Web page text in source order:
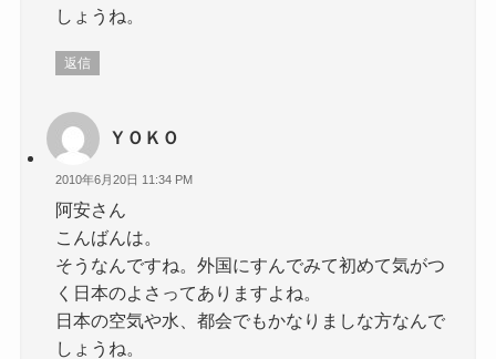
しょうね。
返信
ＹＯＫＯ
2010年6月20日 11:34 PM
阿安さん
こんばんは。
そうなんですね。外国にすんでみて初めて気がつ
く日本のよさってありますよね。
日本の空気や水、都会でもかなりましな方なんで
しょうね。